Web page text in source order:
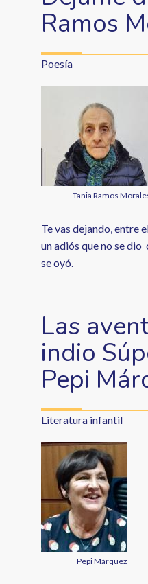
Ramos
Poesía
Tania Ramos
Te vas dejando, entre
un adiós que no se dio
se oyó.
Las
indio
Pepi
Literatura infantil
Pepi Márquez